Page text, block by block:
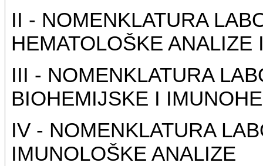
II - NOMENKLATURA
HEMATOLOŠKE
III - NOMENKLATURA
BIOHEMIJSKE I
IV - NOMENKLATURA
IMUNOLOŠKE ANALIZE